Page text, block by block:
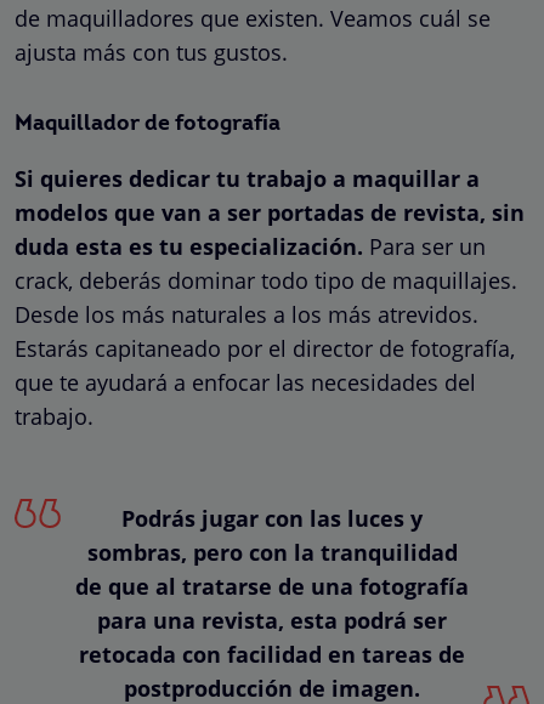
de maquilladores que existen. Veamos cuál se
ajusta más con tus gustos.
Maquillador de fotografía
Si quieres dedicar tu trabajo a maquillar a
modelos que van a ser portadas de revista, sin
duda esta es tu especialización. Para ser un
crack, deberás dominar todo tipo de maquillajes.
Desde los más naturales a los más atrevidos.
Estarás capitaneado por el director de fotografía,
que te ayudará a enfocar las necesidades del
trabajo.
Podrás jugar con las luces y
sombras, pero con la tranquilidad
de que al tratarse de una fotografía
para una revista, esta podrá ser
retocada con facilidad en tareas de
postproducción de imagen.